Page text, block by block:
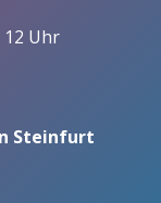
12 Uhr
Steinfurt